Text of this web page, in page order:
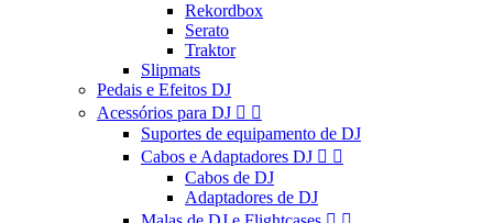
Rekordbox
Serato
Traktor
Slipmats
Pedais e Efeitos DJ
Acessórios para DJ  
Suportes de equipamento de DJ
Cabos e Adaptadores DJ  
Cabos de DJ
Adaptadores de DJ